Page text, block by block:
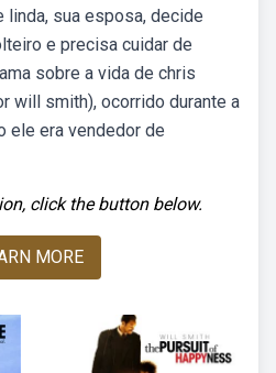
sua esposa, decide
e precisa cuidar de
sobre a vida de chris
will smith), ocorrido durante a
ele era vendedor de
click the button below.
MORE